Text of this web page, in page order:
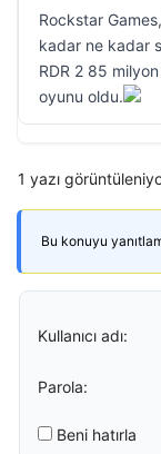
Rockstar
kadar ne kadar
RDR 2 85
oyunu oldu.
1 yazı
Bu konuyu
Kullanıcı adı:
Parola:
Beni hatırla